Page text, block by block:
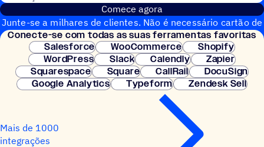
Comece agora
Junte-se a milhares de clientes. Não é necessário cartão de
crédito. Configuração instantânea.
Conecte-se com todas as suas ferramentas favoritas
Salesforce
WooCommerce
Shopify
WordPress
Slack Calendly
Zapier
Squarespace
Square CallRail
DocuSign
Google Analytics
Typeform Zendesk Sell
Mais de 1000
integrações